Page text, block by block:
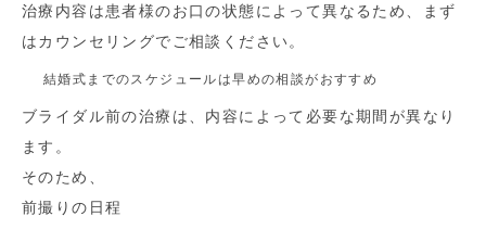
治療内容は患者様のお口の状態によって異なるため、まず
はカウンセリングでご相談ください。
結婚式までのスケジュールは早めの相談がおすすめ
ブライダル前の治療は、内容によって必要な期間が異なり
ます。
そのため、
前撮りの日程